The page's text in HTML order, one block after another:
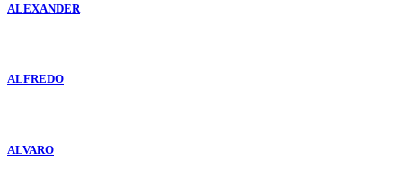
ALEXANDER
ALFREDO
ALVARO